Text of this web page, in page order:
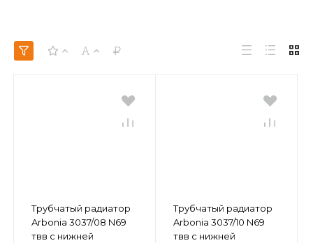
Трубчатый радиатор
Arbonia 3037/08 N69
твв с нижней
Трубчатый радиатор
Arbonia 3037/10 N69
твв с нижней